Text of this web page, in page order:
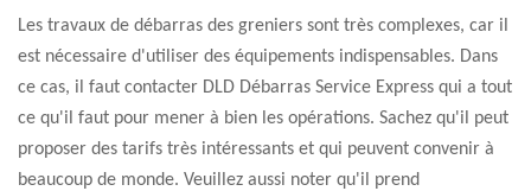
Les travaux de débarras des greniers sont très complexes, car il
est nécessaire d'utiliser des équipements indispensables. Dans
ce cas, il faut contacter DLD Débarras Service Express qui a tout
ce qu'il faut pour mener à bien les opérations. Sachez qu'il peut
proposer des tarifs très intéressants et qui peuvent convenir à
beaucoup de monde. Veuillez aussi noter qu'il prend